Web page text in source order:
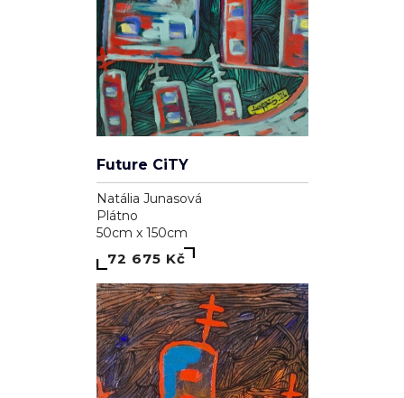
Future CiTY
Natália Junasová
Plátno
50cm x 150cm
72 675 Kč